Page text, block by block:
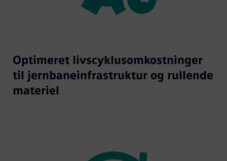
Optimeret livscyklusomkostninger
til jernbaneinfrastruktur og rullende
materiel